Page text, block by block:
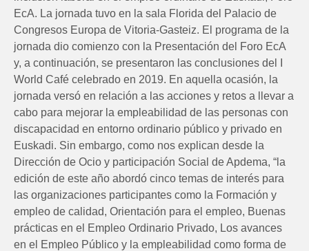
EcA. La jornada tuvo en la sala Florida del Palacio de
Congresos Europa de Vitoria-Gasteiz. El programa de la
jornada dio comienzo con la Presentación del Foro EcA
y, a continuación, se presentaron las conclusiones del I
World Café celebrado en 2019. En aquella ocasión, la
jornada versó en relación a las acciones y retos a llevar a
cabo para mejorar la empleabilidad de las personas con
discapacidad en entorno ordinario público y privado en
Euskadi. Sin embargo, como nos explican desde la
Dirección de Ocio y participación Social de Apdema, “la
edición de este año abordó cinco temas de interés para
las organizaciones participantes como la Formación y
empleo de calidad, Orientación para el empleo, Buenas
prácticas en el Empleo Ordinario Privado, Los avances
en el Empleo Público y la empleabilidad como forma de